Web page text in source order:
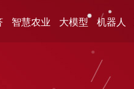
智慧农业 大模型 机器人